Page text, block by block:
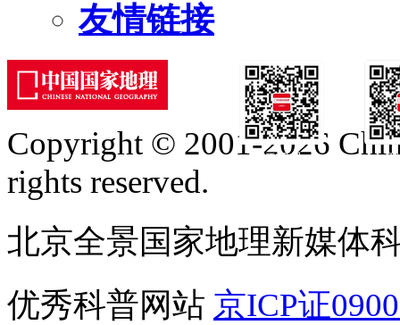
友情链接
订阅号
Copyright © 2001-2026
rights reserved.
北京全景国家地理新媒体
优秀科普网站 京ICP证